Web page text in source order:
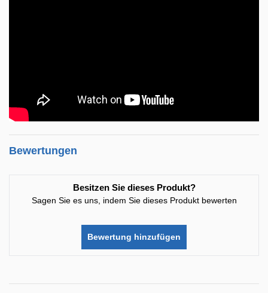
Bewertungen
Besitzen Sie dieses Produkt?
Sagen Sie es uns, indem Sie dieses Produkt bewerten
Bewertung hinzufügen